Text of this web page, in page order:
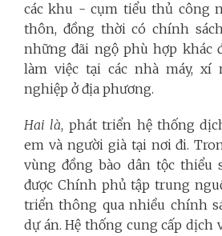
các khu - cụm tiểu thủ công
thôn, đồng thời có chính
những đãi ngộ phù hợp khác
làm việc tại các nhà máy, xí
nghiệp ở địa phương.
Hai là, phát triển hệ thống
em và người già tại nơi đi.
vùng đồng bào dân tộc thiểu
được Chính phủ tập trung
triển thông qua nhiều chính
dự án. Hệ thống cung cấp dịch